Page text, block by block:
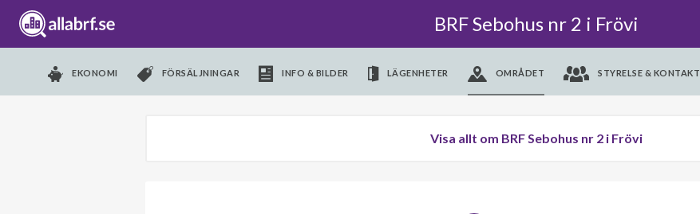
BRF Sebohus nr 2 i Frövi
EKONOMI FÖRSÄLJNINGAR INFO & BILDER LÄGENHETER OMRÅDET STYRELSE & KONTAKT
Visa allt om BRF Sebohus nr 2 i Frövi